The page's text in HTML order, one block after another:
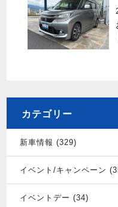
カテゴリー
新車情報 (329)
イベント/キャンペーン
イベントデー (34)